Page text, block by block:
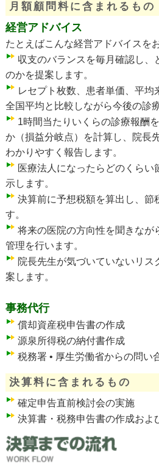
月額顧問料に含まれるもの
経営アドバイス
たとえばこんな経営アドバイスを
収支のバランスを毎月確認し、
のかを提案します。
レセプト枚数、患者単価、平均
全国平均と比較しながら今後の診
1時間当たりいくらの診療報酬
か（損益分岐点）を計算し、院長
わかりやすく報告します。
医療法人になったらどのくらい
示します。
決算前に予想税額を算出し、節
す。
将来の医院の方向性を聞きなが
管理を行います。
院長先生が気づいていないリス
案します。
事務代行
償却資産税申告書の作成
源泉所得税の納付書作成
税務署 • 厚生労働省からの問い
決算料に含まれるもの
確定申告直前検討会の実施
決算書・税務申告書の作成およ